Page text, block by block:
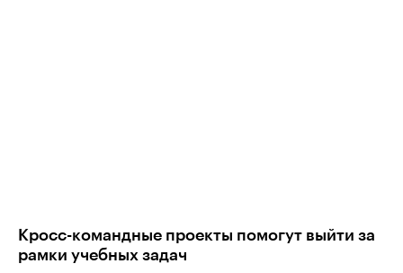
Кросс-командные проекты помогут выйти за
рамки учебных задач